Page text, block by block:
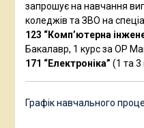
запрошує на навчання
коледжів та ЗВО на
123 “Комп’ютерна
Бакалавр, 1 курс за ОР
171 “Електроніка” (1 та 3
Графік навчального